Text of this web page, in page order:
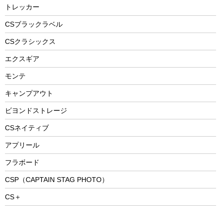
ステンレスボトル
フードボトル
トレー
ランチョンマット
ランチボックス
スプレー関係
ツール、他
エアーポンプ
アクセサリー
自転車ウェア
パラソル
フローティングベスト
エアーポンプ
ビーチテント
ウィンター
スノーシュー
防寒ウェア
トレッキング
トレッキングステッキ
トレッキングアクセサリー
プレイグッズ
ウェルネス
防災用品
トレッカー
CSブラックラベル
CSクラシックス
エクスギア
モンテ
キャンプアウト
ビヨンドストレージ
CSネイティブ
アプリール
フラボード
CSP（CAPTAIN STAG PHOTO）
CS＋